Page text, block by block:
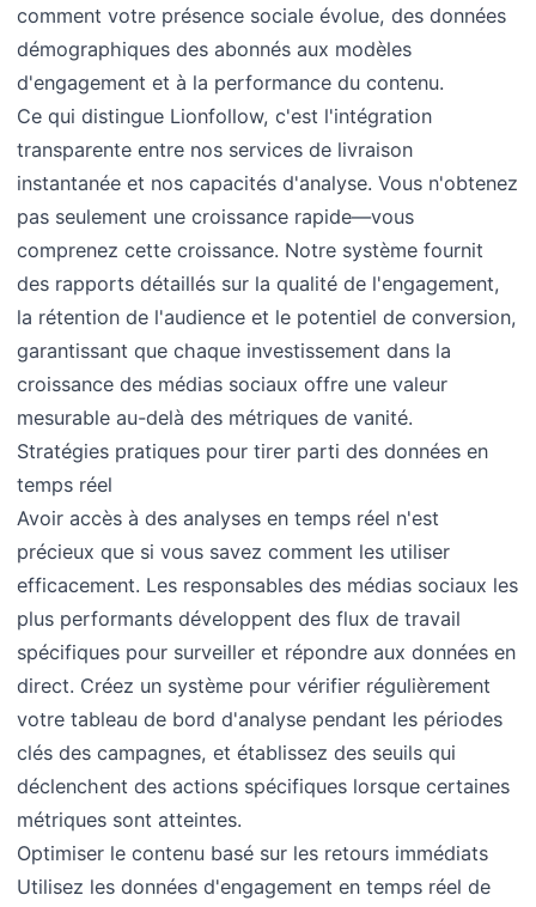
comment votre présence sociale évolue, des données
démographiques des abonnés aux modèles
d'engagement et à la performance du contenu.
Ce qui distingue Lionfollow, c'est l'intégration
transparente entre nos services de livraison
instantanée et nos capacités d'analyse. Vous n'obtenez
pas seulement une croissance rapide—vous
comprenez cette croissance. Notre système fournit
des rapports détaillés sur la qualité de l'engagement,
la rétention de l'audience et le potentiel de conversion,
garantissant que chaque investissement dans la
croissance des médias sociaux offre une valeur
mesurable au-delà des métriques de vanité.
Stratégies pratiques pour tirer parti des données en
temps réel
Avoir accès à des analyses en temps réel n'est
précieux que si vous savez comment les utiliser
efficacement. Les responsables des médias sociaux les
plus performants développent des flux de travail
spécifiques pour surveiller et répondre aux données en
direct. Créez un système pour vérifier régulièrement
votre tableau de bord d'analyse pendant les périodes
clés des campagnes, et établissez des seuils qui
déclenchent des actions spécifiques lorsque certaines
métriques sont atteintes.
Optimiser le contenu basé sur les retours immédiats
Utilisez les données d'engagement en temps réel de